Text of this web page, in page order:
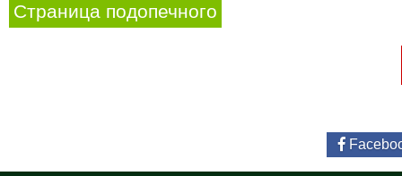
Страница подопечного